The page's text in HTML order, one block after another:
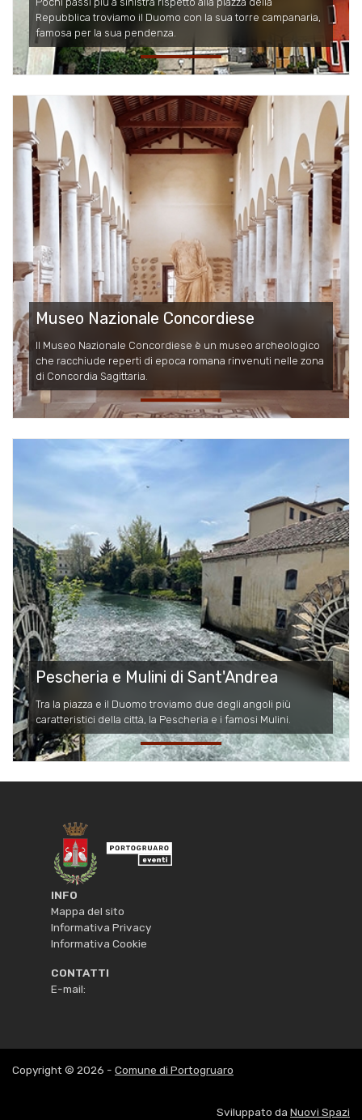
Repubblica troviamo il Duomo con la sua torre campanaria,
famosa per la sua pendenza.
Museo Nazionale Concordiese
Il Museo Nazionale Concordiese è un museo archeologico
che racchiude reperti di epoca romana rinvenuti nelle zona
di Concordia Sagittaria.
Pescheria e Mulini di Sant'Andrea
Tra la piazza e il Duomo troviamo due degli angoli più
caratteristici della città, la Pescheria e i famosi Mulini.
INFO
Mappa del sito
Informativa Privacy
Informativa Cookie
CONTATTI
E-mail:
Copyright © 2026 - Comune di Portogruaro
Sviluppato da Nuovi Spazi